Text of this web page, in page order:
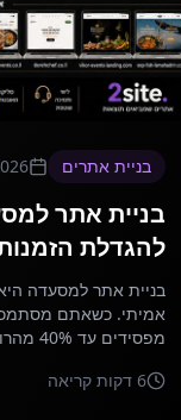
בניית אתרים
בניית אתר
להגדלת הזמנות
בניית אתר למסעדה
אמיתי. כשאתם
המשחק למסעדה שלכם.
6דקות קריאה